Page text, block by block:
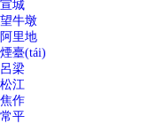
宣城
望牛墩
阿里地
煙臺(tái)
呂梁
松江
焦作
常平